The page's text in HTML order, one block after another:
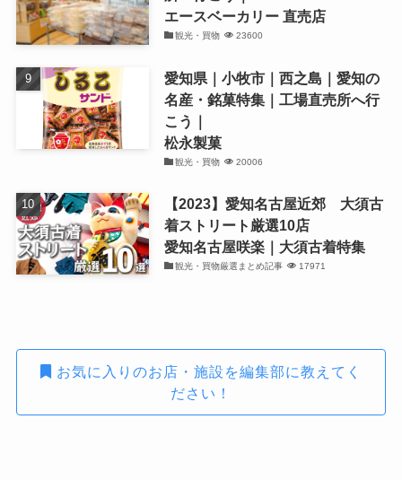
エースベーカリー 直売店
観光・買物 23600
愛知県｜小牧市｜西之島｜愛知の
名産・銘菓特集｜工場直売所へ行
こう｜
松永製菓
観光・買物 20006
【2023】愛知名古屋近郊 大須古
着ストリート厳選10店
愛知名古屋咲楽｜大須古着特集
観光・買物厳選まとめ記事 17971
お気に入りのお店・施設を編集部に教えてく
ださい！